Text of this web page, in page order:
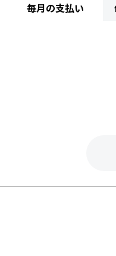
毎月の支払い